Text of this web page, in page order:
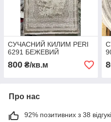
СУЧАСНИЙ КИЛИМ PERI
6291 БЕЖЕВИЙ
800 ₴/кв.м
Про нас
92% позитивних з 38